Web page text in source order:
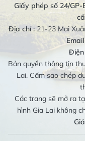
Giấy phép số 24/
Địa chỉ :21-23 Mai
Email
Điện
Bản quyền thông tin
Lai. Cấm sao chép
Các trang sẽ mở ra
hình Gia Lai không